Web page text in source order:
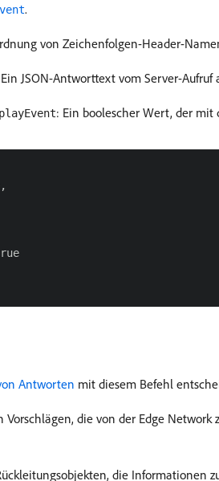
.
von Zeichenfolgen-Header-
JSON-Antworttext vom Server-Aufruf
: Ein boolescher Wert, der mit
Antworten mit diesem Befehl
Vorschlägen, die von der Edge
die Informationen